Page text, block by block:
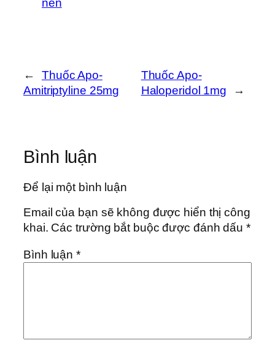
nén
←
Thuốc Apo-
Amitriptyline 25mg
Thuốc Apo-
Haloperidol 1mg
→
Bình luận
Để lại một bình luận
Email của bạn sẽ không được hiển thị công
khai. Các trường bắt buộc được đánh dấu*
Bình luận*